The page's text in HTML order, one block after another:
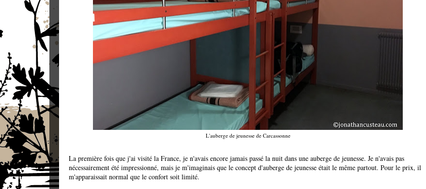
L'auberge de jeunesse de Carcassonne
La première fois que j'ai visité la France, je n'avais encore jamais passé la nuit dans une auberge de jeunesse. Je n'avais pas
nécessairement été impressionné, mais je m'imaginais que le concept d'auberge de jeunesse était le même partout. Pour le prix, il
m'apparaissait normal que le confort soit limité.